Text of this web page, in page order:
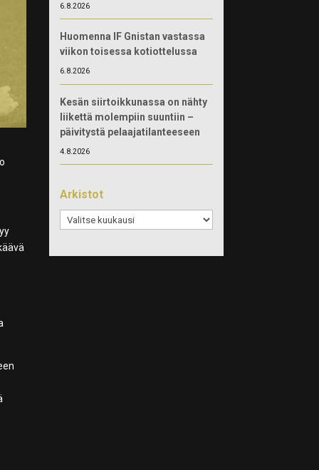
6.8.2026
Huomenna IF Gnistan vastassa
viikon toisessa kotiottelussa
6.8.2026
Kesän siirtoikkunassa on nähty
liikettä molempiin suuntiin –
päivitystä pelaajatilanteeseen
4.8.2026
Arkistot
Arkistot